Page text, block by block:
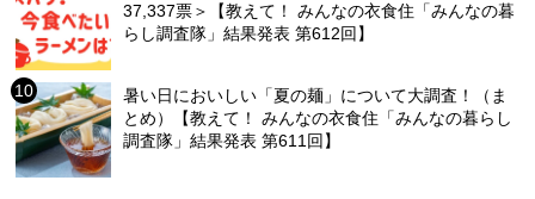
37,337票＞【教えて！ みんなの衣食住「みんなの暮
らし調査隊」結果発表 第612回】
暑い日においしい「夏の麺」について大調査！（ま
とめ）【教えて！ みんなの衣食住「みんなの暮らし
調査隊」結果発表 第611回】